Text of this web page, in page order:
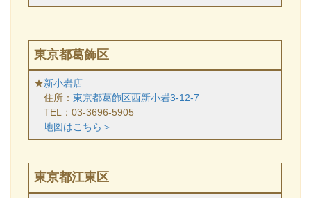
東京都葛飾区
★新小岩店
住所：東京都葛飾区西新小岩3-12-7
TEL：03-3696-5905
地図はこちら＞
東京都江東区